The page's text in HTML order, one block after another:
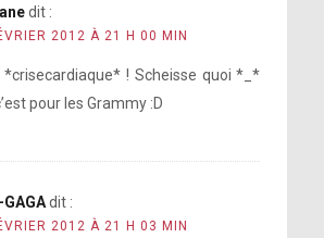
dit :
2012 À 21 H 00 MIN
*crisecardiaque* ! Scheisse quoi *_*
pour les Grammy :D
dit :
2012 À 21 H 03 MIN